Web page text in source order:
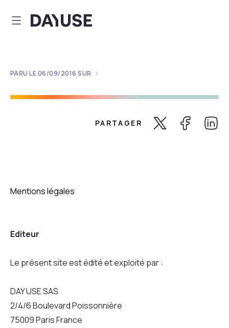
Dayuse
PARU LE06/09/2016 SUR
PARTAGER
Mentions légales
Editeur
Le présent site est édité et exploité par :
DAY USE SAS
2/4/6 Boulevard Poissonnière
75009 Paris France